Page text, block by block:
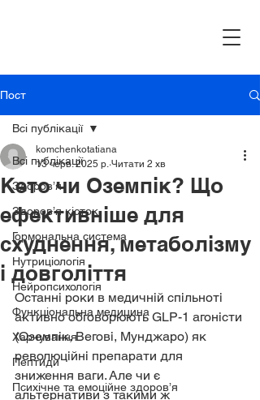
Пост
Всі публікації
Здоров’я
Здоров’я кісток
Гормональна система
Нутриціологія
Нейропсихологія
Функціональна медицина
Харчування
Пептиди
Психічне та емоційне здоров’я
Всі публікації
Кето чи Оземпік? Що
ефективніше для
схуднення, метаболізму
і довголіття
komchenkotatiana
13 черв. 2025 р. Читати 2 хв
Останні роки в медичній спільноті
активно обговорюють GLP-1 агоністи
(Оземпік, Вегові, Мунджаро) як
революційні препарати для
зниження ваги. Але чи є
альтернативи з такими ж